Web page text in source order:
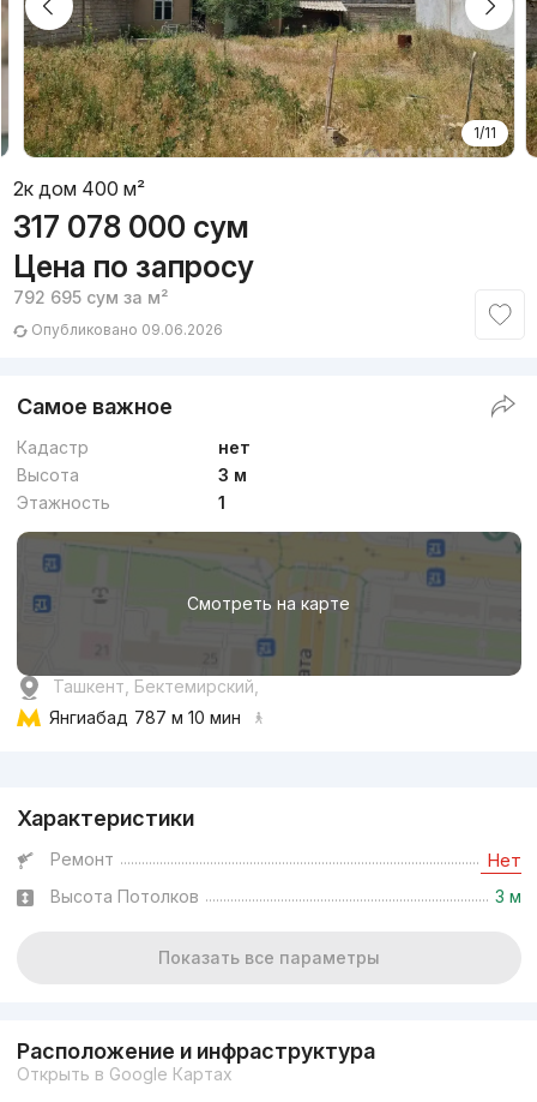
1/11
2к дом 400 м²
317 078 000 сум
Цена по запросу
792 695 сум за м²
Опубликовано 09.06.2026
Самое важное
Кадастр
нет
Высота
3 м
Этажность
1
Смотреть на карте
Ташкент, Бектемирский,
Янгиабад 787 м 10 мин
Характеристики
Ремонт Нет
Высота Потолков 3 м
Показать все параметры
Расположение и инфраструктура
Открыть в Google Картах